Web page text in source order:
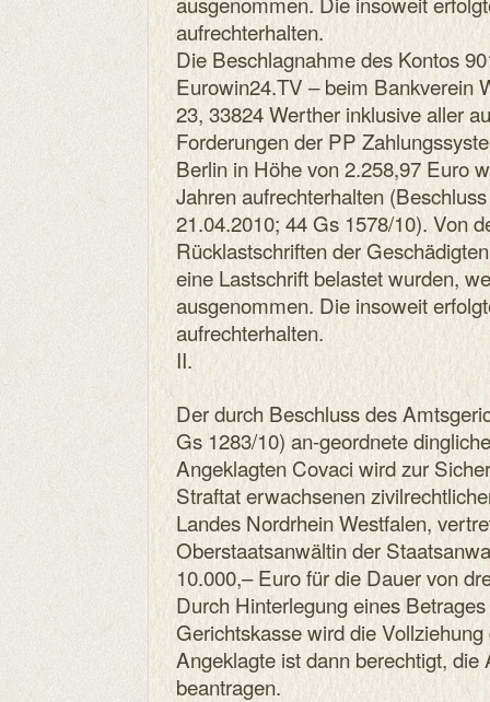
aufrechterhalten.
Die Beschlagnahme des Kontos
Eurowin24.TV – beim Bankverein
23, 33824 Werther inklusive aller
Forderungen der PP
Berlin in Höhe von 2.258,97 Euro
Jahren aufrechterhalten
21.04.2010; 44 Gs 1578/10). Von
Rücklastschriften der
eine Lastschrift belastet wurden,
ausgenommen. Die insoweit
aufrechterhalten.
II.
Der durch Beschluss des
Gs 1283/10) an-geordnete
Angeklagten Covaci wird zur
Straftat erwachsenen
Landes Nordrhein Westfalen,
Oberstaatsanwältin der
10.000,– Euro für die Dauer von
Durch Hinterlegung eines
Gerichtskasse wird die
Angeklagte ist dann berechtigt,
beantragen.